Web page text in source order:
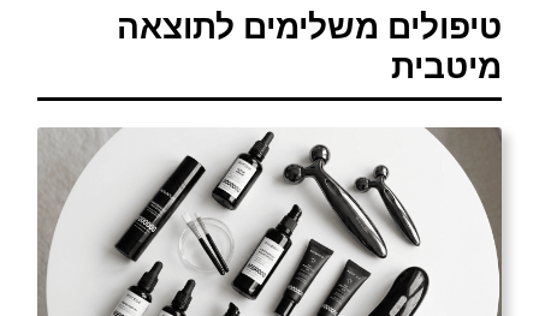
טיפולים משלימים לתוצאה
מיטבית